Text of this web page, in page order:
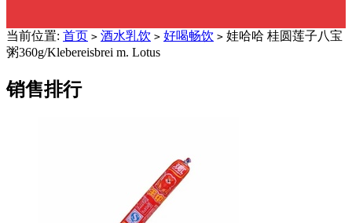
当前位置: 首页 > 酒水乳饮 > 好喝畅饮 > 娃哈哈 桂圆莲子八宝
粥360g/Klebereisbrei m. Lotus
销售排行